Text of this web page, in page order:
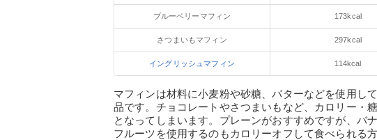
ブルーベリーマフィン 173kcal
さつまいもマフィン 297kcal
イングリッシュマフィン 114kcal
マフィンは材料に小麦粉や砂糖、バターなどを使用し
品です。チョコレートやさつまいもなど、カロリー・
となってしまいます。プレーンがおすすめですが、バ
フルーツを使用するのもカロリーオフして食べられる方